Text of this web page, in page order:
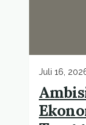
Juli 16,